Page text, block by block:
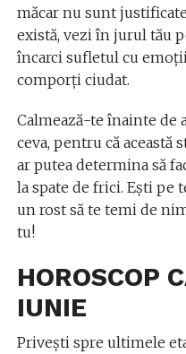
măcar nu sunt
există, vezi în jurul tău
încarci sufletul cu
comporţi ciudat.
Calmează-te înainte de
ceva, pentru că această
ar putea determina să
la spate de frici. Eşti pe
un rost să te temi de
tu!
HOROSCOP
IUNIE
Priveşti spre ultimele